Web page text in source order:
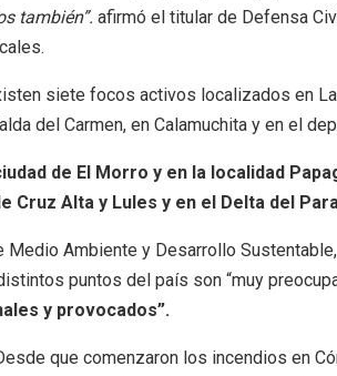
también”. afirmó el titular de Defensa
siete focos activos localizados en
del Carmen, en Calamuchita y en el
de El Morro y en la localidad
Cruz Alta y Lules y en el Delta del
Medio Ambiente y Desarrollo Sustentable,
puntos del país son “muy
y provocados”.
que comenzaron los incendios en